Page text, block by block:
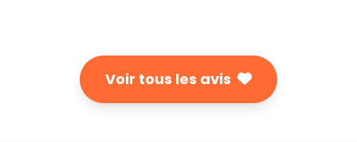
Voir tous les avis